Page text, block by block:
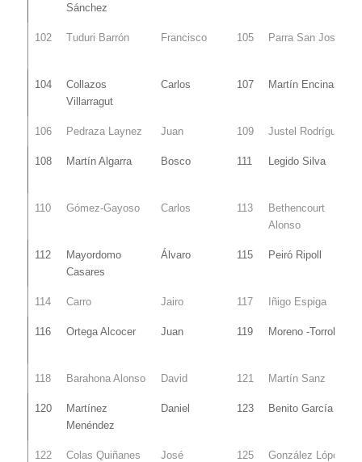
Sánchez
102 Tuduri Barrón Francisco 105 Parra San José
104
Collazos
Villarragut
Carlos 107 Martín Encinas
106 Pedraza Laynez Juan 109 Justel Rodríguez
108 Martín Algarra Bosco 111 Legido Silva
110 Gómez-Gayoso Carlos 113
Bethencourt
Alonso
112
Mayordomo
Casares
Álvaro 115 Peiró Ripoll
114 Carro Jairo 117 Iñigo Espiga
116 Ortega Alcocer Juan 119 Moreno -Torroba
118 Barahona Alonso David 121 Martín Sanz
120
Martínez
Menéndez
Daniel 123 Benito García
122 Colas Quiñanes José 125 González López